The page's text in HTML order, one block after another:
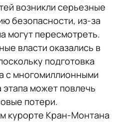
возникли серьезные
безопасности, из-за
могут пересмотреть.
власти оказались в
подготовка
с многомиллионными
может повлечь
потери.
курорте Кран-Монтана